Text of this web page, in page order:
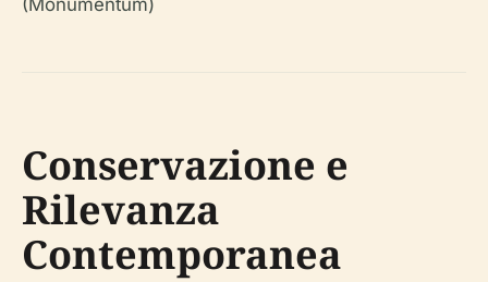
(Monumentum)
Conservazione e
Rilevanza
Contemporanea